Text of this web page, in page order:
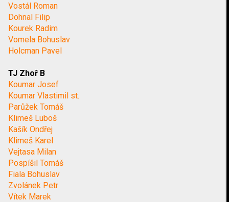
Vostál Roman
Dohnal Filip
Kourek Radim
Vomela Bohuslav
Holcman Pavel
TJ Zhoř B
Koumar Josef
Koumar Vlastimil st.
Parůžek Tomáš
Klimeš Luboš
Kašík Ondřej
Klimeš Karel
Vejtasa Milan
Pospíšil Tomáš
Fiala Bohuslav
Zvolánek Petr
Vítek Marek